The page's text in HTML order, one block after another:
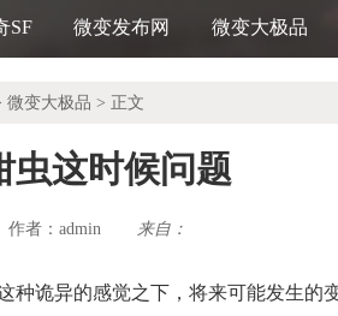
SF 微变发布网 微变大极品
微变大极品 > 正文
虫这时候问题
作者： admin 来自：
种诡异的感觉之下，将来可能发生的